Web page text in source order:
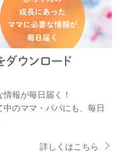
報が毎日届く！
のママ・パパにも、毎日
詳しくはこちら